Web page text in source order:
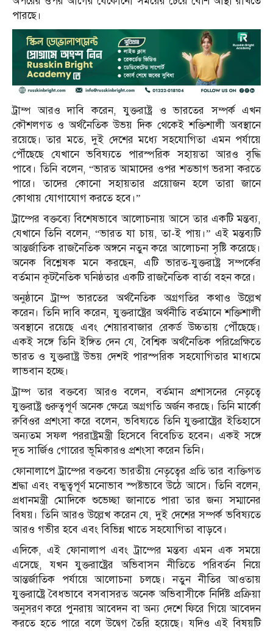
পারছে।
ট্রাম্প আরও দাবি করেন, যুক্তরাষ্ট্র ও ভারতের সম্পর্ক এখন
কৌশলগত ও অর্থনৈতিক উভয় দিক থেকেই শক্তিশালী অবস্থানে
রয়েছে। তার মতে, দুই দেশের মধ্যে সহযোগিতা এমন পর্যায়ে
পৌঁছেছে যেখানে ভবিষ্যতে পারস্পরিক সহায়তা আরও বৃদ্ধি
পাবে। তিনি বলেন, “ভারত আমাদের ওপর শতভাগ ভরসা করতে
পারে। তাদের কোনো সহায়তার প্রয়োজন হলে তারা জানে
কোথায় যোগাযোগ করতে হবে।”
ট্রাম্পের বক্তব্যে বিশেষভাবে আলোচনায় আসে তার একটি মন্তব্য,
যেখানে তিনি বলেন, “ভারত যা চায়, তা-ই পায়।” এই মন্তব্যটি
আন্তর্জাতিক রাজনৈতিক অঙ্গনে নতুন করে আলোচনা সৃষ্টি করেছে।
অনেক বিশ্লেষক মনে করছেন, এটি ভারত-যুক্তরাষ্ট্র সম্পর্কের
বর্তমান কূটনৈতিক ঘনিষ্ঠতার একটি রাজনৈতিক বার্তা বহন করে।
অনুষ্ঠানে ট্রাম্প ভারতের অর্থনৈতিক অগ্রগতির কথাও উল্লেখ
করেন। তিনি দাবি করেন, যুক্তরাষ্ট্রের অর্থনীতি বর্তমানে শক্তিশালী
অবস্থানে রয়েছে এবং শেয়ারবাজার রেকর্ড উচ্চতায় পৌঁছেছে।
একই সঙ্গে তিনি ইঙ্গিত দেন যে, বৈশ্বিক অর্থনৈতিক পরিপ্রেক্ষিতে
ভারত ও যুক্তরাষ্ট্র উভয় দেশই পারস্পরিক সহযোগিতার মাধ্যমে
লাভবান হচ্ছে।
ট্রাম্প তার বক্তব্যে আরও বলেন, বর্তমান প্রশাসনের নেতৃত্বে
যুক্তরাষ্ট্র গুরুত্বপূর্ণ অনেক ক্ষেত্রে অগ্রগতি অর্জন করছে। তিনি মার্কো
রুবিওর প্রশংসা করে বলেন, ভবিষ্যতে তিনি যুক্তরাষ্ট্রের ইতিহাসে
অন্যতম সফল পররাষ্ট্রমন্ত্রী হিসেবে বিবেচিত হবেন। একই সঙ্গে
দূত সার্জিও গোরের ভূমিকারও প্রশংসা করেন তিনি।
ফোনালাপে ট্রাম্পের বক্তব্যে ভারতীয় নেতৃত্বের প্রতি তার ব্যক্তিগত
শ্রদ্ধা এবং বন্ধুত্বপূর্ণ মনোভাব স্পষ্টভাবে উঠে আসে। তিনি বলেন,
প্রধানমন্ত্রী মোদিকে শুভেচ্ছা জানাতে পারা তার জন্য সম্মানের
বিষয়। তিনি আরও উল্লেখ করেন যে, দুই দেশের সম্পর্ক ভবিষ্যতে
আরও গভীর হবে এবং বিভিন্ন খাতে সহযোগিতা বাড়বে।
এদিকে, এই ফোনালাপ এবং ট্রাম্পের মন্তব্য এমন এক সময়ে
এসেছে, যখন যুক্তরাষ্ট্রের অভিবাসন নীতিতে পরিবর্তন নিয়ে
আন্তর্জাতিক পর্যায়ে আলোচনা চলছে। নতুন নীতির আওতায়
যুক্তরাষ্ট্রে বৈধভাবে বসবাসরত অনেক অভিবাসীকে নির্দিষ্ট প্রক্রিয়া
অনুসরণ করে পুনরায় আবেদন বা অন্য দেশে ফিরে গিয়ে আবেদন
করতে হতে পারে বলে উদ্বেগ তৈরি হয়েছে। যদিও এই বিষয়টি